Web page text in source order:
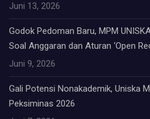
Juni 13, 2026
Godok Pedoman Baru, MPM
Soal Anggaran dan Aturan ‘Open
Juni 9, 2026
Gali Potensi Nonakademik, Uniska
Peksiminas 2026